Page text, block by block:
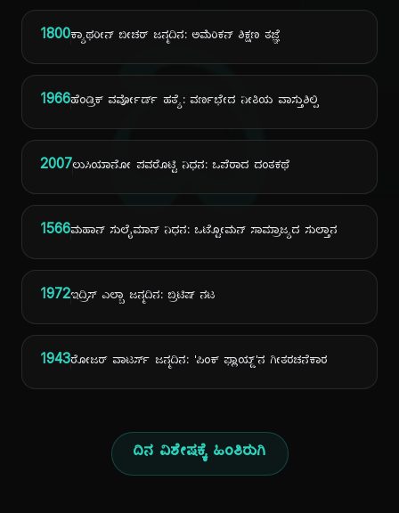
ದಿ
1800ಕ್ಯಾಥರೀನ್ ಬೀಚರ್ ಜನ್ಮದಿನ: ಅಮೆರಿಕನ್ ಶಿಕ್ಷಣ ತಜ್ಞೆ
1966ಹೆಂಡ್ರಿಕ್ ವರ್ವೋರ್ಡ್ ಹತ್ಯೆ: ವರ್ಣಭೇದ ನೀತಿಯ ವಾಸ್ತುಶಿಲ್ಪಿ
2007ಲುಸಿಯಾನೋ ಪವರೊಟ್ಟಿ ನಿಧನ: ಒಪೆರಾದ ದಂತಕಥೆ
1566ಮಹಾನ್ ಸುಲೈಮಾನ್ ನಿಧನ: ಒಟ್ಟೋಮನ್ ಸಾಮ್ರಾಜ್ಯದ ಸುಲ್ತಾನ
1972ಇದ್ರಿಸ್ ಎಲ್ಬಾ ಜನ್ಮದಿನ: ಬ್ರಿಟಿಷ್ ನಟ
1943ರೋಜರ್ ವಾಟರ್ಸ್ ಜನ್ಮದಿನ: 'ಪಿಂಕ್ ಫ್ಲಾಯ್ಡ್'ನ ಗೀತರಚನೆಕಾರ
ದಿನ ವಿಶೇಷಕ್ಕೆ ಹಿಂತಿರುಗಿ